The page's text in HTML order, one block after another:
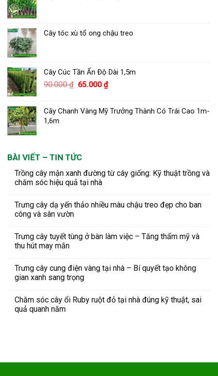
Cây tóc xù tổ ong chậu treo
Cây Cúc Tần Ấn Độ Dài 1,5m
90.000₫ Giá
90.000 ₫.
65.000 ₫Giá
là:
Cây Chanh Vàng Mỹ Trưởng Thành Có Trái Cao 1m-
1,6m
BÀI VIẾT – TIN TỨC
Trồng cây mận xanh đường từ cây giống: Kỹ thuật trồng và
chăm sóc hiệu quả tại nhà
Trưng cây dạ yến thảo nhiều màu chậu treo đẹp cho ban
công và sân vườn
Trưng cây tuyết tùng ở bàn làm việc – Tăng thẩm mỹ và
thu hút may mắn
Trưng cây cung điện vàng tại nhà – Bí quyết tạo không
gian xanh sang trọng
Chăm sóc cây ổi Ruby ruột đỏ tại nhà đúng kỹ thuật, sai
quả quanh năm